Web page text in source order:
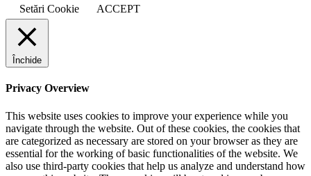
Setări Cookie
ACCEPT
Închide
Privacy Overview
This website uses cookies to improve your experience while you
navigate through the website. Out of these cookies, the cookies that
are categorized as necessary are stored on your browser as they are
essential for the working of basic functionalities of the website. We
also use third-party cookies that help us analyze and understand how